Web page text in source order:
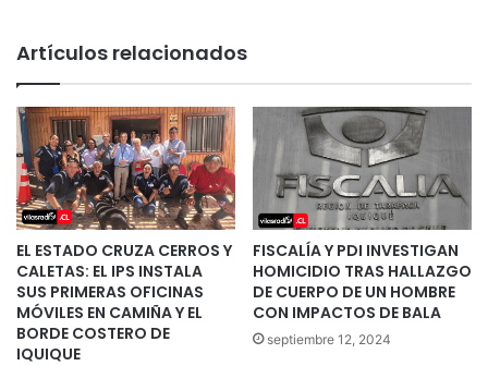
Artículos relacionados
EL ESTADO CRUZA CERROS Y
CALETAS: EL IPS INSTALA
SUS PRIMERAS OFICINAS
MÓVILES EN CAMIÑA Y EL
BORDE COSTERO DE
IQUIQUE
FISCALÍA Y PDI INVESTIGAN
HOMICIDIO TRAS HALLAZGO
DE CUERPO DE UN HOMBRE
CON IMPACTOS DE BALA
septiembre 12, 2024